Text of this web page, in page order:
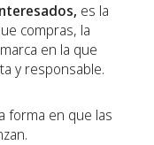
es la
compras, la
en la que
y responsable.
forma en que las